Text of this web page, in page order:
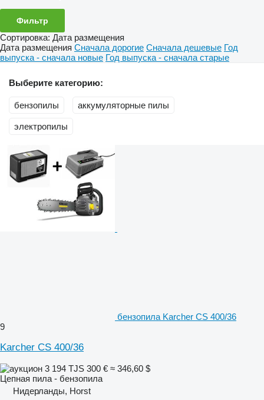
Фильтр
Сортировка: Дата размещения
Дата размещения Сначала дорогие Сначала дешевые Год
выпуска - сначала новые Год выпуска - сначала старые
Выберите категорию:
бензопилы аккумуляторные пилы
электропилы
бензопила Karcher CS 400/36
9
Karcher CS 400/36
3 194 TJS 300 € ≈ 346,60 $
Цепная пила - бензопила
Нидерланды, Horst